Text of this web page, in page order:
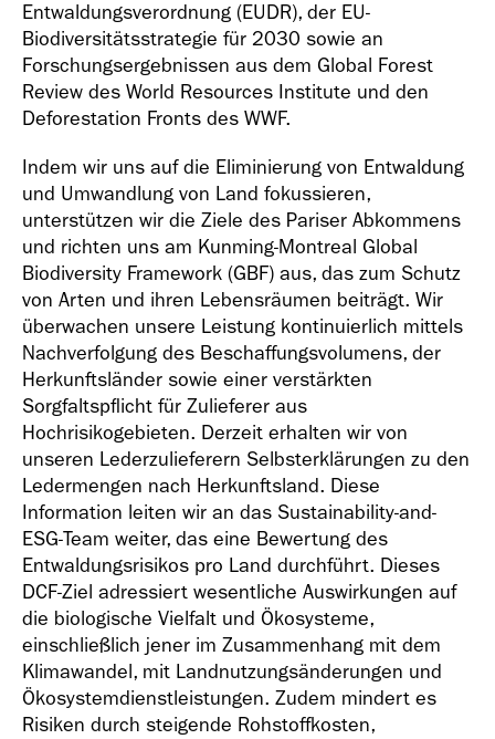
Geschäfts­bericht
2018
Geschäfts­bericht
2017
Entwaldungsverordnung (EUDR), der EU-
Biodiversitätsstrategie für 2030 sowie an
Forschungsergebnissen aus dem Global Forest
Review des World Resources Institute und den
Deforestation Fronts des WWF.
Indem wir uns auf die Eliminierung von Entwaldung
und Umwandlung von Land fokussieren,
unterstützen wir die Ziele des Pariser Abkommens
und richten uns am Kunming-Montreal Global
Biodiversity Framework (GBF) aus, das zum Schutz
von Arten und ihren Lebensräumen beiträgt. Wir
überwachen unsere Leistung kontinuierlich mittels
Nachverfolgung des Beschaffungsvolumens, der
Herkunftsländer sowie einer verstärkten
Sorgfaltspflicht für Zulieferer aus
Hochrisikogebieten. Derzeit erhalten wir von
unseren Lederzulieferern Selbsterklärungen zu den
Ledermengen nach Herkunftsland. Diese
Information leiten wir an das Sustainability-and-
ESG-Team weiter, das eine Bewertung des
Entwaldungsrisikos pro Land durchführt. Dieses
DCF-Ziel adressiert wesentliche Auswirkungen auf
die biologische Vielfalt und Ökosysteme,
einschließlich jener im Zusammenhang mit dem
Klimawandel, mit Landnutzungsänderungen und
Ökosystemdienstleistungen. Zudem mindert es
Risiken durch steigende Rohstoffkosten,